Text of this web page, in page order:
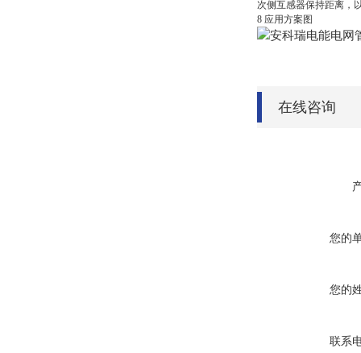
次侧互感器保持距离，
8 应用方案图
在线咨询
您的
您的
联系